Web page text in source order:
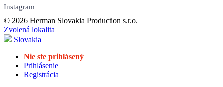
Instagram
© 2026 Herman Slovakia Production s.r.o.
Zvolená lokalita
Slovakia
Nie ste prihlásený
Prihlásenie
Registrácia